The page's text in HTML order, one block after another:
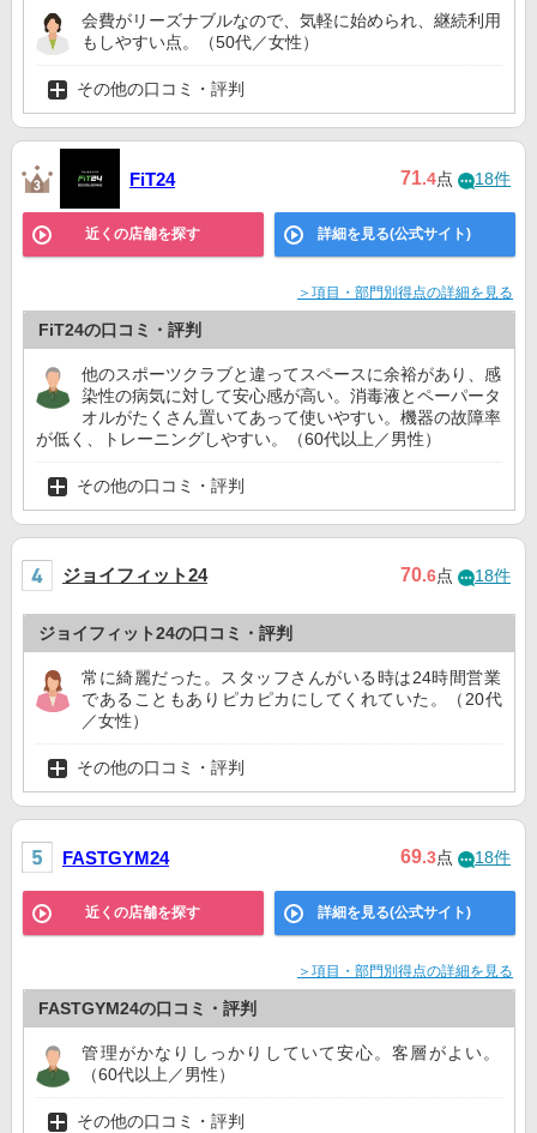
会費がリーズナブルなので、気軽に始められ、継続利用
もしやすい点。（50代／女性）
その他の口コミ・評判
FiT24 71.4点 18件
近くの店舗を探す 詳細を見る(公式サイト)
＞項目・部門別得点の詳細を見る
FiT24の口コミ・評判
他のスポーツクラブと違ってスペースに余裕があり、感
染性の病気に対して安心感が高い。消毒液とペーパータ
オルがたくさん置いてあって使いやすい。機器の故障率
が低く、トレーニングしやすい。（60代以上／男性）
その他の口コミ・評判
ジョイフィット24 70.6点 18件
ジョイフィット24の口コミ・評判
常に綺麗だった。スタッフさんがいる時は24時間営業
であることもありピカピカにしてくれていた。（20代
／女性）
その他の口コミ・評判
FASTGYM24 69.3点 18件
近くの店舗を探す 詳細を見る(公式サイト)
＞項目・部門別得点の詳細を見る
FASTGYM24の口コミ・評判
管理がかなりしっかりしていて安心。客層がよい。
（60代以上／男性）
その他の口コミ・評判